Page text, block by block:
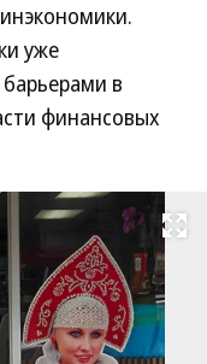
уже
в
финансовых
Развернуть